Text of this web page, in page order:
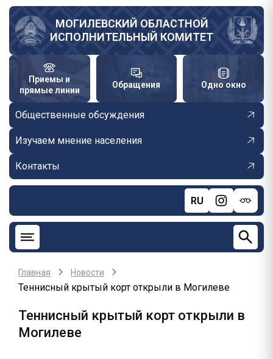
Перейти
основному
содержанию
МОГИЛЕВСКИЙ ОБЛАСТНОЙ
ИСПОЛНИТЕЛЬНЫЙ КОМИТЕТ
Приемы и
прямые линии
Обращения Одно окно
Общественные обсуждения
Изучаем мнение населения
Контакты
RU
Главная Новости
Теннисный крытый корт открыли в Могилеве
Теннисный крытый корт открыли в
Могилеве